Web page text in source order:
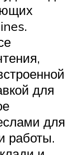
для
для
работы.